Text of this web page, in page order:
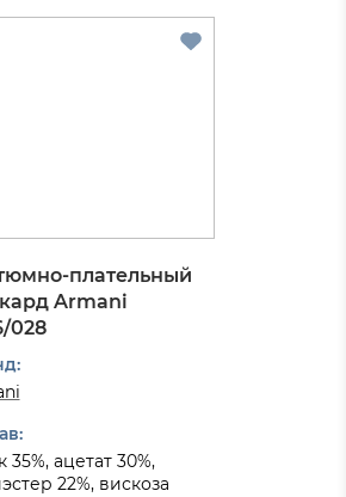
плательный
Armani
028
ацетат 30%,
22%, вискоза